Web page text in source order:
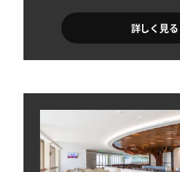
詳しく見る